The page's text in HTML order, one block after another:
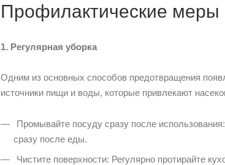
Профилактические меры
1. Регулярная уборка
Одним из основных способов предотвращения
источники пищи и воды, которые привлекают
Промывайте посуду сразу после
сразу после еды.
Чистите поверхности: Регулярно протирайте